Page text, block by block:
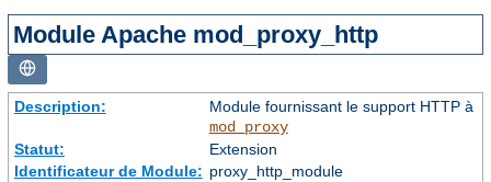
Module Apache mod_proxy_http
Description:
Module fournissant le support HTTP à
mod_proxy
Statut:
Extension
Identificateur de Module: proxy_http_module